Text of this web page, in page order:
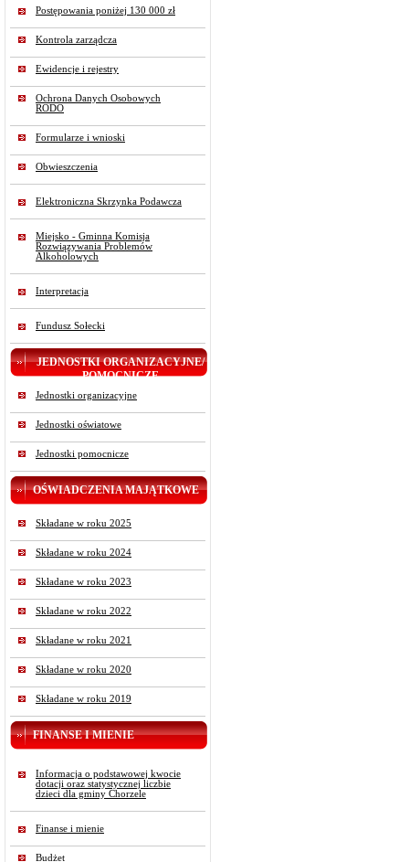
Postępowania poniżej 130 000 zł
Kontrola zarządcza
Ewidencje i rejestry
Ochrona Danych Osobowych
RODO
Formularze i wnioski
Obwieszczenia
Elektroniczna Skrzynka Podawcza
Miejsko - Gminna Komisja
Rozwiązywania Problemów
Alkoholowych
Interpretacja
Fundusz Sołecki
JEDNOSTKI ORGANIZACYJNE/
POMOCNICZE
Jednostki organizacyjne
Jednostki oświatowe
Jednostki pomocnicze
OŚWIADCZENIA MAJĄTKOWE
Składane w roku 2025
Składane w roku 2024
Składane w roku 2023
Składane w roku 2022
Składane w roku 2021
Składane w roku 2020
Składane w roku 2019
FINANSE I MIENIE
Informacja o podstawowej kwocie
dotacji oraz statystycznej liczbie
dzieci dla gminy Chorzele
Finanse i mienie
Budżet